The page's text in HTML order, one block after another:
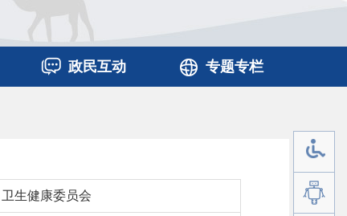
政民互动 专题专栏
卫生健康委员会